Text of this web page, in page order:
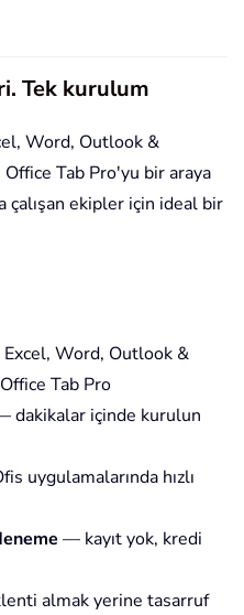
Tek kurulum
Word, Outlook &
Tab Pro'yu bir araya
çalışan ekipler için ideal bir
Word, Outlook &
Tab Pro
dakikalar içinde kurulun
uygulamalarında hızlı
— kayıt yok, kredi
almak yerine tasarruf